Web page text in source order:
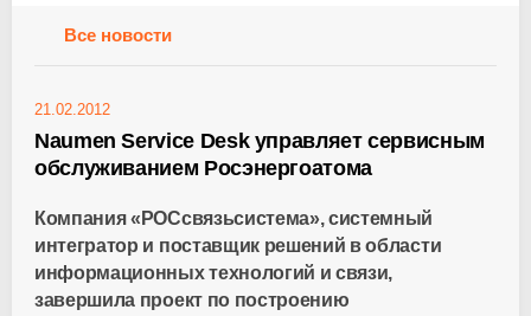
Все новости
21.02.2012
Naumen Service Desk управляет сервисным
обслуживанием Росэнергоатома
Компания «РОСсвязьсистема», системный
интегратор и поставщик решений в области
информационных технологий и связи,
завершила проект по построению